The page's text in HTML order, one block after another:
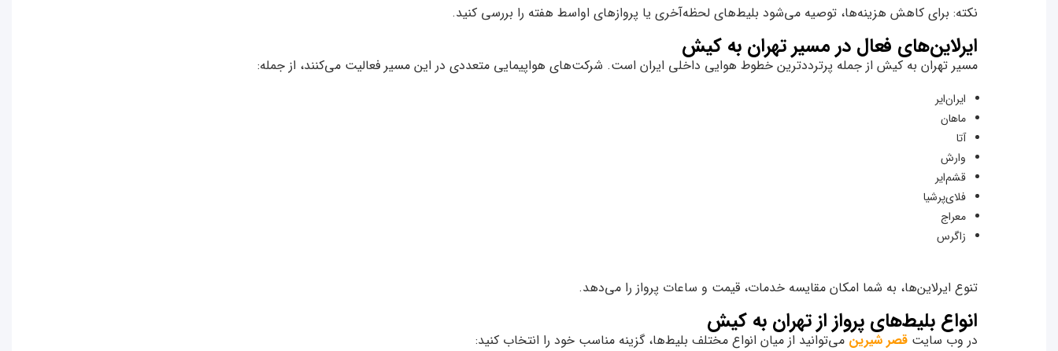
نکته: برای کاهش هزینه‌ها، توصیه می‌شود بلیط‌های لحظه‌آخری یا پروازهای اواسط هفته را بررسی کنید.
ایرلاین‌های فعال در مسیر تهران به کیش
مسیر تهران به کیش از جمله پرترددترین خطوط هوایی داخلی ایران است. شرکت‌های هواپیمایی متعددی در این مسیر فعالیت می‌کنند، از جمله:
ایران‌ایر
ماهان
آتا
وارش
قشم‌ایر
فلای‌پرشیا
معراج
زاگرس
تنوع ایرلاین‌ها، به شما امکان مقایسه خدمات، قیمت و ساعات پرواز را می‌دهد.
انواع بلیط‌های پرواز از تهران به کیش
در وب‌ سایت قصر شیرین می‌توانید از میان انواع مختلف بلیط‌ها، گزینه مناسب خود را انتخاب کنید: